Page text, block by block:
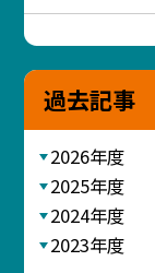
過去記事
2026年度
2025年度
2024年度
2023年度